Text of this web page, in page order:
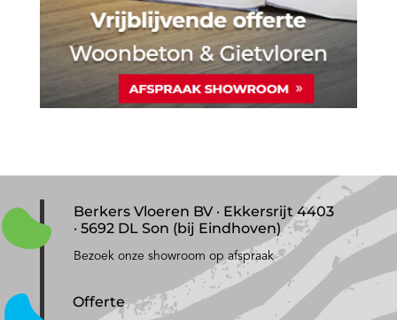
Berkers Vloeren BV · Ekkersrijt 4403
· 5692 DL Son (bij Eindhoven)
Bezoek onze showroom op afspraak
Offerte